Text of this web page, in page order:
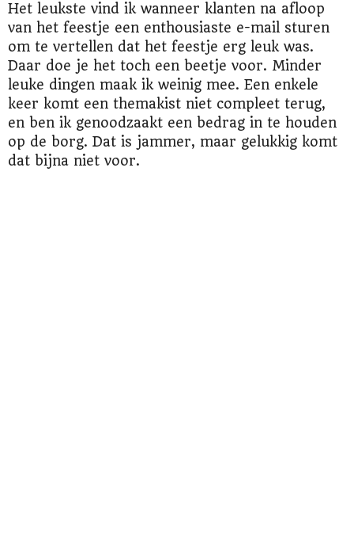
Het leukste vind ik wanneer klanten na afloop
van het feestje een enthousiaste e-mail sturen
om te vertellen dat het feestje erg leuk was.
Daar doe je het toch een beetje voor. Minder
leuke dingen maak ik weinig mee. Een enkele
keer komt een themakist niet compleet terug,
en ben ik genoodzaakt een bedrag in te houden
op de borg. Dat is jammer, maar gelukkig komt
dat bijna niet voor.